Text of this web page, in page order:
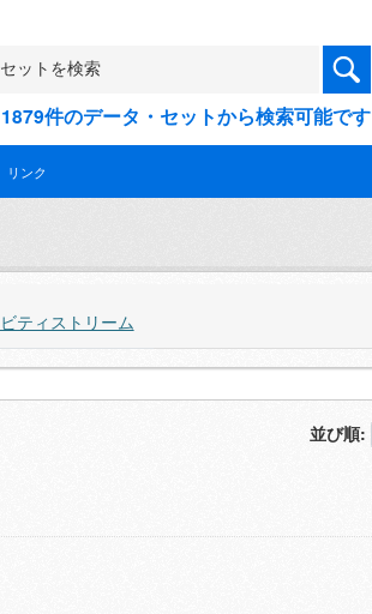
1879件のデータ・セットから検索可能です
リンク
ティストリーム
並び順